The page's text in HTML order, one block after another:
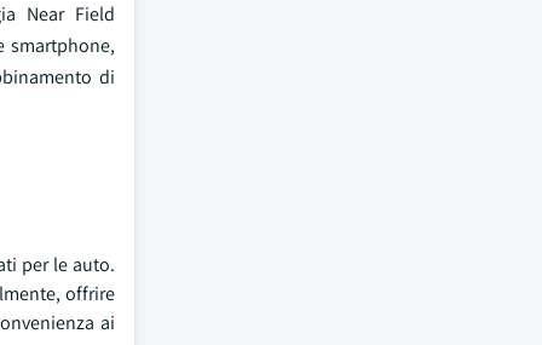
Near Field
smartphone,
di
per le auto.
offrire
ai